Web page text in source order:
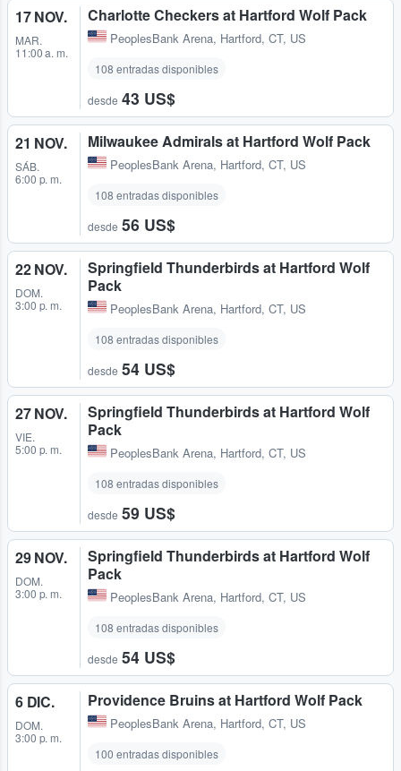
17 NOV.
MAR.
11:00 a. m.
Charlotte Checkers at Hartford Wolf Pack
PeoplesBank Arena, Hartford, CT, US
108 entradas disponibles
desde 43 US$
21 NOV.
SÁB.
6:00 p. m.
Milwaukee Admirals at Hartford Wolf Pack
PeoplesBank Arena, Hartford, CT, US
108 entradas disponibles
desde 56 US$
22 NOV.
DOM.
3:00 p. m.
Springfield Thunderbirds at Hartford Wolf
Pack
PeoplesBank Arena, Hartford, CT, US
108 entradas disponibles
desde 54 US$
27 NOV.
VIE.
5:00 p. m.
Springfield Thunderbirds at Hartford Wolf
Pack
PeoplesBank Arena, Hartford, CT, US
108 entradas disponibles
desde 59 US$
29 NOV.
DOM.
3:00 p. m.
Springfield Thunderbirds at Hartford Wolf
Pack
PeoplesBank Arena, Hartford, CT, US
108 entradas disponibles
desde 54 US$
6 DIC.
DOM.
3:00 p. m.
Providence Bruins at Hartford Wolf Pack
PeoplesBank Arena, Hartford, CT, US
100 entradas disponibles